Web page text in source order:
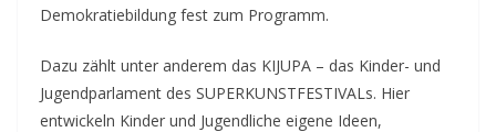
Demokratiebildung fest zum Programm.
Dazu zählt unter anderem das KIJUPA – das Kinder- und
Jugendparlament des SUPERKUNSTFESTIVALs. Hier
entwickeln Kinder und Jugendliche eigene Ideen,